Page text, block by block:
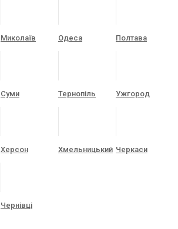
Миколаїв Одеса Полтава
Суми Тернопіль Ужгород
Херсон Хмельницький Черкаси
Чернівці